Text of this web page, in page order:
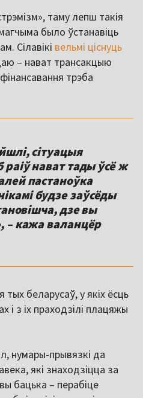
таму лепш такія
было ўстанавіць
Сілавікі вельмі ціснуць
– нават трансакцыю
трэба
сітуацыя
нават тады ўсё ж
пастаноўка
будзе заўсёды
дзе вы
– кажа валанцёр
беларусаў, у якіх ёсць
і з іх праходзілі плацяжы
нумары-прывязкі да
які знаходзіцца за
бацька – перабіце